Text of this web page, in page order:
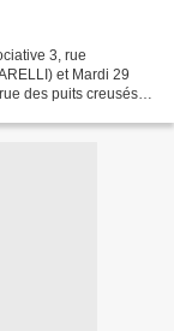
3, rue
et Mardi 29
des puits creusés,